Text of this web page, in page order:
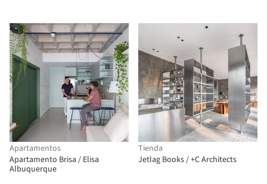
Apartamentos
Apartamento Brisa / Elisa
Albuquerque
Tienda
Jetlag Books / +C Architects